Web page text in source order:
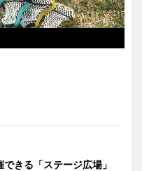
きる「ステージ広場」